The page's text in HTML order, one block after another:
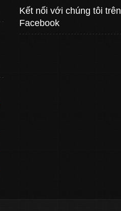
Kết nối với chúng tôi trên
Facebook